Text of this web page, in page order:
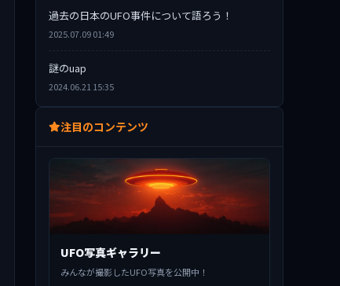
過去の日本のUFO事件について語ろう！
2025.07.09 01:49
謎のuap
2024.06.21 15:35
注目のコンテンツ
UFO写真ギャラリー
みんなが撮影したUFO写真を公開中！